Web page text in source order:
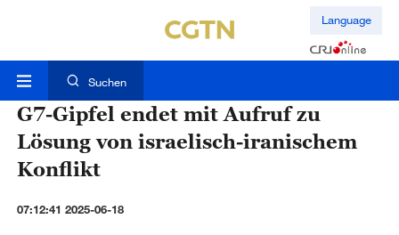
Language
Suchen
G7-Gipfel endet mit Aufruf zu
Lösung von israelisch-iranischem
Konflikt
07:12:41 2025-06-18